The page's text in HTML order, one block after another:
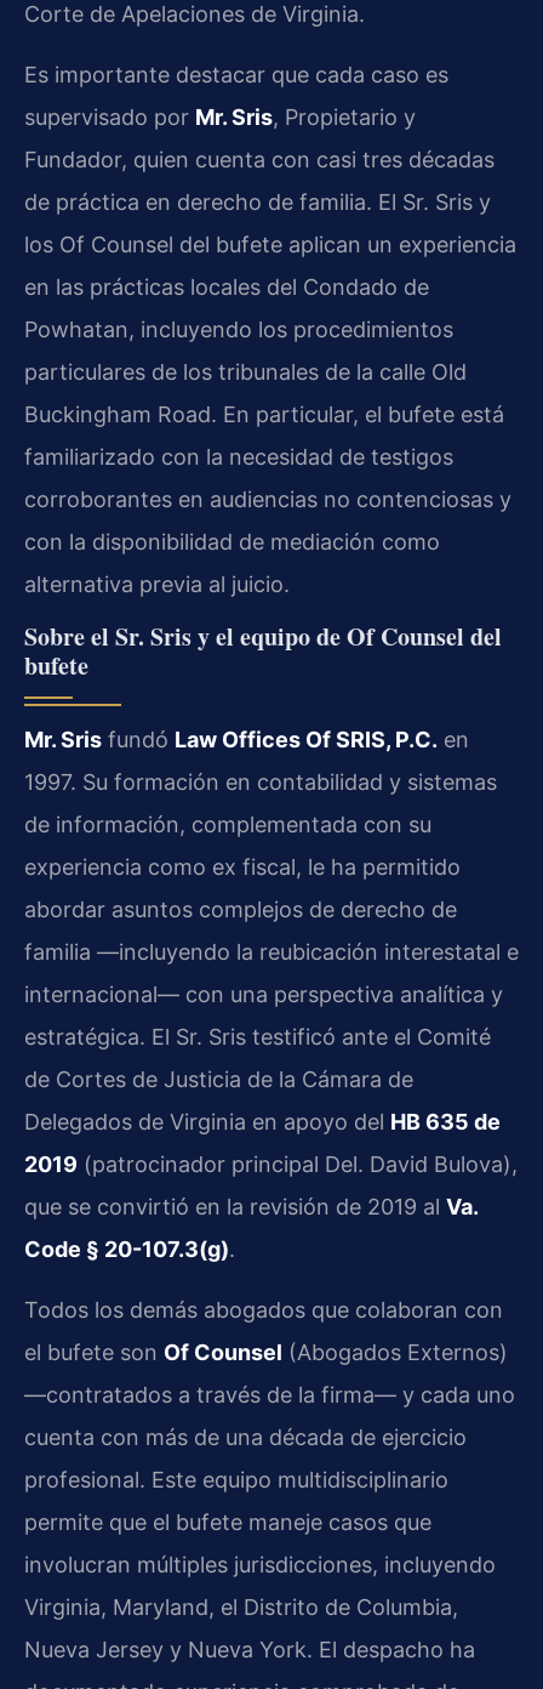
Corte de Apelaciones de Virginia.
Es importante destacar que cada caso es
supervisado por Mr. Sris, Propietario y
Fundador, quien cuenta con casi tres décadas
de práctica en derecho de familia. El Sr. Sris y
los Of Counsel del bufete aplican un experiencia
en las prácticas locales del Condado de
Powhatan, incluyendo los procedimientos
particulares de los tribunales de la calle Old
Buckingham Road. En particular, el bufete está
familiarizado con la necesidad de testigos
corroborantes en audiencias no contenciosas y
con la disponibilidad de mediación como
alternativa previa al juicio.
Sobre el Sr. Sris y el equipo de Of Counsel del
bufete
Mr. Sris fundó Law Offices Of SRIS, P.C. en
1997. Su formación en contabilidad y sistemas
de información, complementada con su
experiencia como ex fiscal, le ha permitido
abordar asuntos complejos de derecho de
familia —incluyendo la reubicación interestatal e
internacional— con una perspectiva analítica y
estratégica. El Sr. Sris testificó ante el Comité
de Cortes de Justicia de la Cámara de
Delegados de Virginia en apoyo del HB 635 de
2019 (patrocinador principal Del. David Bulova),
que se convirtió en la revisión de 2019 al Va.
Code § 20-107.3(g).
Todos los demás abogados que colaboran con
el bufete son Of Counsel (Abogados Externos)
—contratados a través de la firma— y cada uno
cuenta con más de una década de ejercicio
profesional. Este equipo multidisciplinario
permite que el bufete maneje casos que
involucran múltiples jurisdicciones, incluyendo
Virginia, Maryland, el Distrito de Columbia,
Nueva Jersey y Nueva York. El despacho ha